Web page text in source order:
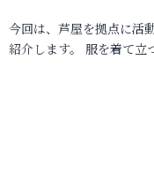
今回は、芦屋を拠点に活
紹介します。 服を着て